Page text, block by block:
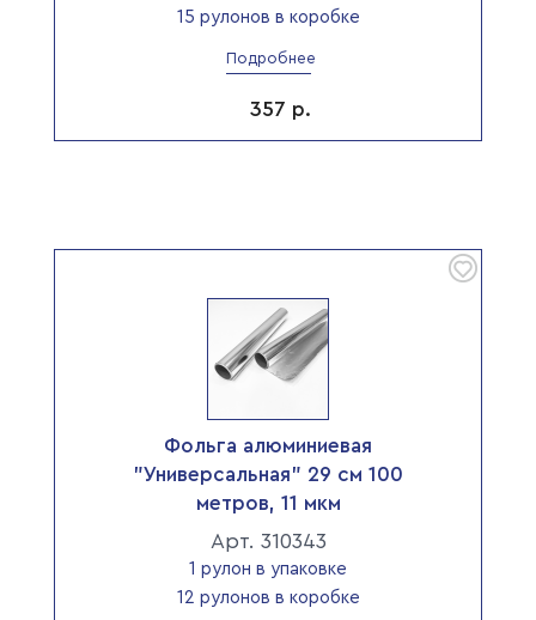
15 рулонов в коробке
Подробнее
357 р.
Фольга алюминиевая
"Универсальная" 29 см 100
метров, 11 мкм
Арт. 310343
1 рулон в упаковке
12 рулонов в коробке